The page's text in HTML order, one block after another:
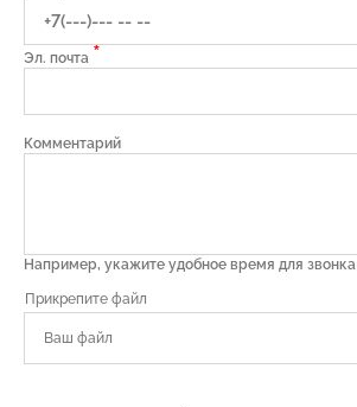
Эл. почта *
Комментарий
Например, укажите удобное время для звонка
Ваш файл